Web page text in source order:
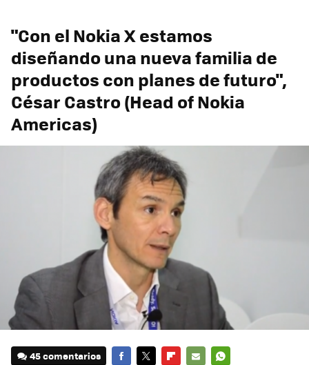
"Con el Nokia X estamos
diseñando una nueva familia de
productos con planes de futuro",
César Castro (Head of Nokia
Americas)
45 comentarios